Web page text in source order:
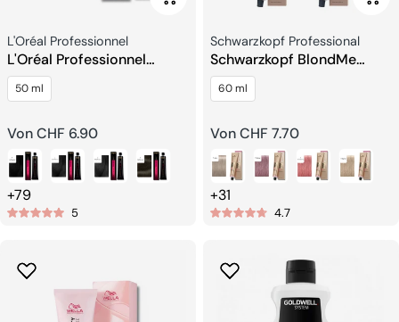
Verkäufer:
L'Oréal Professionnel
L'Oréal Professionnel
Diarichesse Haartönung
50 ml
Regulärer
Preis
Von CHF 6.90
+79
5
Verkäufer:
Schwarzkopf Professional
Schwarzkopf BlondMe
Bond Enforcing
Blondierung
60 ml
Regulärer
Preis
Von CHF 7.70
+31
4.7